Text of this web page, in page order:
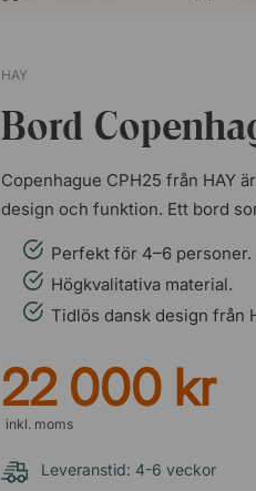
HAY
Bord
Copenhague CPH25 från HAY
design och funktion. Ett bord
Perfekt för 4–6 personer.
Högkvalitativa material.
Tidlös dansk design från
22 000 kr
inkl. moms
Leveranstid: 4-6 veckor